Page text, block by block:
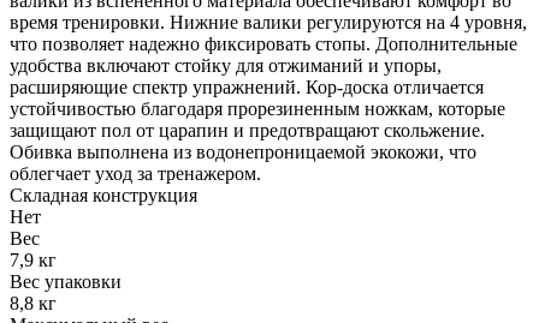
время тренировки. Нижние валики регулируются на 4 уровня,
что позволяет надежно фиксировать стопы. Дополнительные
удобства включают стойку для отжиманий и упоры,
расширяющие спектр упражнений. Кор-доска отличается
устойчивостью благодаря прорезиненным ножкам, которые
защищают пол от царапин и предотвращают скольжение.
Обивка выполнена из водонепроницаемой экокожи, что
облегчает уход за тренажером.
Складная конструкция
Нет
Вес
7,9 кг
Вес упаковки
8,8 кг